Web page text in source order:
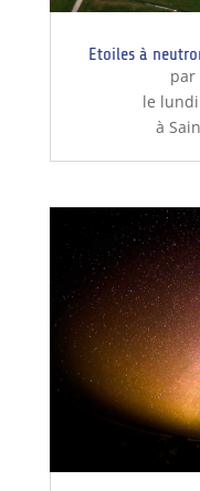
Etoiles à
par
le
à